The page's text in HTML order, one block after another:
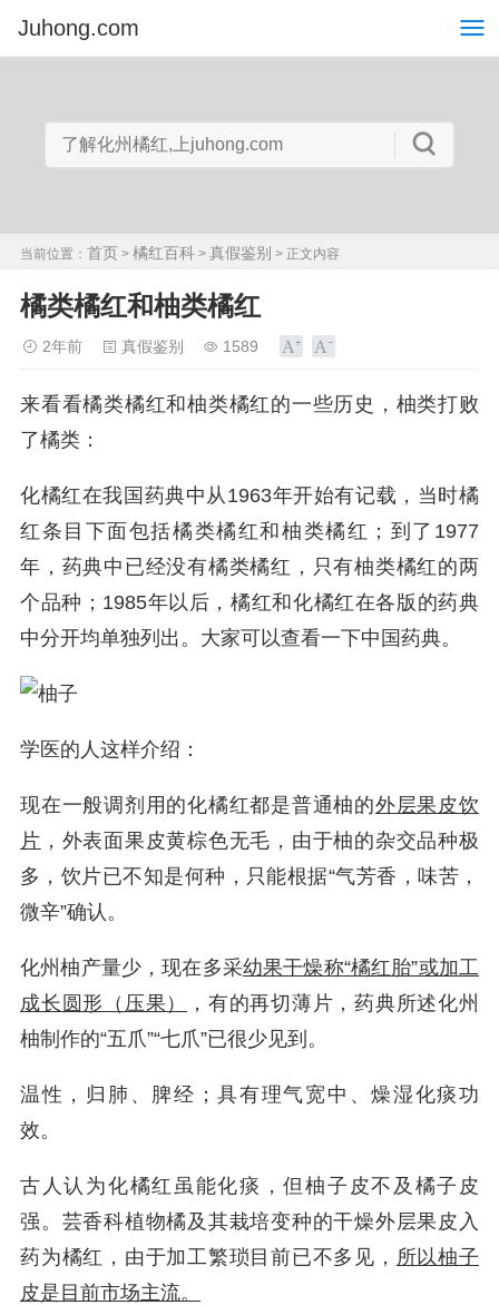
Juhong.com
当前位置： 首页 > 橘红百科 > 真假鉴别 > 正文内容
橘类橘红和柚类橘红
2年前 真假鉴别 1589
来看看橘类橘红和柚类橘红的一些历史，柚类打败
了橘类：
化橘红在我国药典中从1963年开始有记载，当时橘
红条目下面包括橘类橘红和柚类橘红；到了1977
年，药典中已经没有橘类橘红，只有柚类橘红的两
个品种；1985年以后，橘红和化橘红在各版的药典
中分开均单独列出。大家可以查看一下中国药典。
学医的人这样介绍：
现在一般调剂用的化橘红都是普通柚的外层果皮饮
片 ，外表面果皮黄棕色无毛，由于柚的杂交品种极
多，饮片已不知是何种，只能根据“气芳香，味苦，
微辛”确认。
化州柚产量少，现在多采幼果干燥称“橘红胎”或加工
成长圆形（压果）
，有的再切薄片，药典所述化州
柚制作的“五爪”“七爪”已很少见到。
温性，归肺、脾经；具有理气宽中、燥湿化痰功
效。
古人认为化橘红虽能化痰，但柚子皮不及橘子皮
强。芸香科植物橘及其栽培变种的干燥外层果皮入
药为橘红，由于加工繁琐目前已不多见， 所以柚子
皮是目前市场主流。